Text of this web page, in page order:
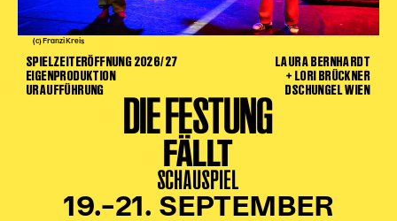
(c) Franzi Kreis
SPIELZEITERÖFFNUNG 2026/27
EIGENPRODUKTION
URAUFFÜHRUNG
LAURA BERNHARDT
+ LORI BRÜCKNER
DSCHUNGEL WIEN
DIE FESTUNG
FÄLLT
SCHAUSPIEL
19.–21. SEPTEMBER